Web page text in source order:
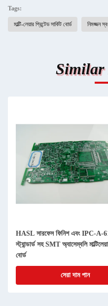
Tags:
মাল্টি-লেয়ার প্রিন্টেড সার্কিট বোর্ড নিমজ্জন
Similar
HASL সারফেস ফিনিশ এবং IPC-A-
স্ট্যান্ডার্ড সহ SMT অ্যাসেম্বলি
বোর্ড
সেরা দাম পান